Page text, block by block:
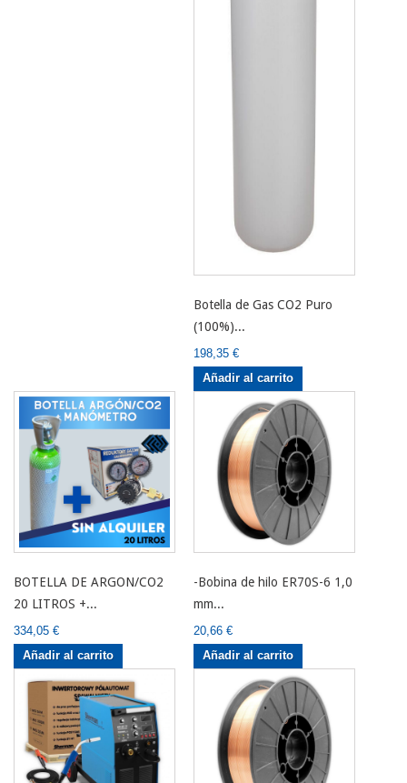
Botella de Gas CO2 Puro
(100%)...
198,35 €
Añadir al carrito
BOTELLA DE ARGON/CO2
20 LITROS +...
334,05 €
Añadir al carrito
-Bobina de hilo ER70S-6 1,0
mm...
20,66 €
Añadir al carrito